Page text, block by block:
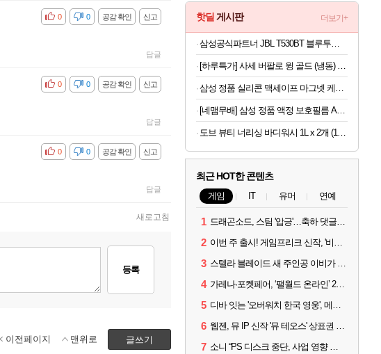
신고
공감 확인
비공감 0
0
답글
신고
공감 확인
비공감 0
0
답글
신고
공감 확인
비공감 0
0
답글
새로고침
등록
글쓰기
이전페이지 맨위로
핫딜 게시판 더보기+
[네맴무배] 삼성 정품 액정 보호필름 AR 스크린 프로텍터 갤럭시Z 폴드8 울트라, 2매입
도브 뷰티 너리싱 바디워시 1L x 2개 (1개당 6,800원)
최근 HOT한 콘텐츠
게임 IT 유머 연예
1 드래곤소드, 스팀 '압긍'…축하 댓글 달고 게임 코드 받자!
2 이번 주 출시! 게임프리크 신작, '비스트 오브 리인카네이션'
3 스텔라 블레이드 새 주인공 이비가 부릅니다, 'Wanna be in LOVE' 뮤비 공개
4 가레나·포켓페어, ‘팰월드 온라인’ 2026년 출시 예고
5 디바 잇는 '오버워치 한국 영웅', 메카 파일럿 디몬 나온다
6 웹젠, 뮤 IP 신작 '뮤 테오스' 상표권 출원
7 소니 “PS 디스크 중단, 사업 영향 없다”